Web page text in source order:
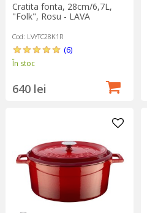
Cratita fonta, 28cm/6,7L,
"Folk", Rosu - LAVA
Cod: LVYTC28K1R
(6)
În stoc
640 lei